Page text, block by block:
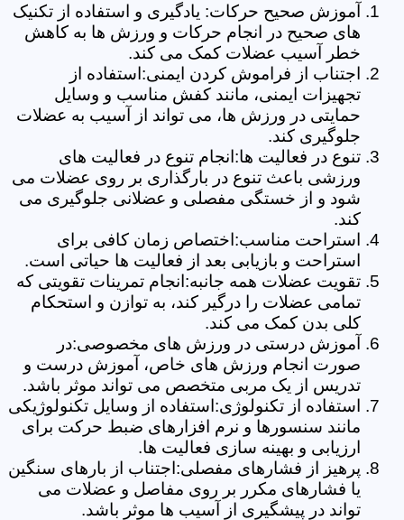
آموزش صحیح حرکات: یادگیری و استفاده از تکنیک
های صحیح در انجام حرکات و ورزش ها به کاهش
خطر آسیب عضلات کمک می کند.
اجتناب از فراموش کردن ایمنی:استفاده از
تجهیزات ایمنی، مانند کفش مناسب و وسایل
حمایتی در ورزش ها، می تواند از آسیب به عضلات
جلوگیری کند.
تنوع در فعالیت ها:انجام تنوع در فعالیت های
ورزشی باعث تنوع در بارگذاری بر روی عضلات می
شود و از خستگی مفصلی و عضلانی جلوگیری می
کند.
استراحت مناسب:اختصاص زمان کافی برای
استراحت و بازیابی بعد از فعالیت ها حیاتی است.
تقویت عضلات همه جانبه:انجام تمرینات تقویتی که
تمامی عضلات را درگیر کند، به توازن و استحکام
کلی بدن کمک می کند.
آموزش درستی در ورزش های مخصوصی:در
صورت انجام ورزش های خاص، آموزش درست و
تدریس از یک مربی متخصص می تواند موثر باشد.
استفاده از تکنولوژی:استفاده از وسایل تکنولوژیکی
مانند سنسورها و نرم افزارهای ضبط حرکت برای
ارزیابی و بهینه سازی فعالیت ها.
پرهیز از فشارهای مفصلی:اجتناب از بارهای سنگین
یا فشارهای مکرر بر روی مفاصل و عضلات می
تواند در پیشگیری از آسیب ها موثر باشد.